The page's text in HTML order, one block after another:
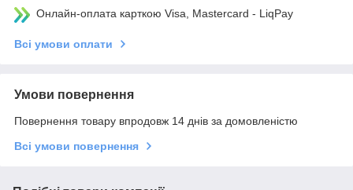
Онлайн-оплата карткою Visa, Mastercard - LiqPay
Всі умови оплати
Умови повернення
Повернення товару впродовж 14 днів за домовленістю
Всі умови повернення